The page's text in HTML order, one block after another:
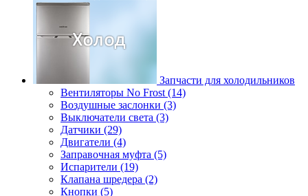
Запчасти для холодильников
Вентиляторы No Frost (14)
Воздушные заслонки (3)
Выключатели света (3)
Датчики (29)
Двигатели (4)
Заправочная муфта (5)
Испарители (19)
Клапана шредера (2)
Кнопки (5)